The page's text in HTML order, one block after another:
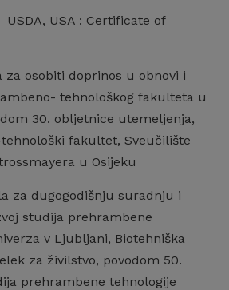
USDA, USA : Certificate of
za osobiti doprinos u obnovi i
tehnološkog fakulteta u
30. obljetnice utemeljenja,
fakultet, Sveučilište
u Osijeku
za dugogodišnju suradnju i
studija prehrambene
v Ljubljani, Biotehniška
za živilstvo, povodom 50.
prehrambene tehnologije